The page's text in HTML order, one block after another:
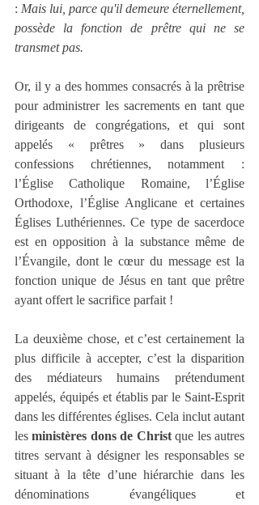
: Mais lui, parce qu'il demeure éternellement,
possède la fonction de prêtre qui ne se
transmet pas.
Or, il y a des hommes consacrés à la prêtrise
pour administrer les sacrements en tant que
dirigeants de congrégations, et qui sont
appelés « prêtres » dans plusieurs
confessions chrétiennes, notamment :
l’Église Catholique Romaine, l’Église
Orthodoxe, l’Église Anglicane et certaines
Églises Luthériennes. Ce type de sacerdoce
est en opposition à la substance même de
l’Évangile, dont le cœur du message est la
fonction unique de Jésus en tant que prêtre
ayant offert le sacrifice parfait !
La deuxième chose, et c’est certainement la
plus difficile à accepter, c’est la disparition
des médiateurs humains prétendument
appelés, équipés et établis par le Saint-Esprit
dans les différentes églises. Cela inclut autant
les ministères dons de Christ que les autres
titres servant à désigner les responsables se
situant à la tête d’une hiérarchie dans les
dénominations évangéliques et